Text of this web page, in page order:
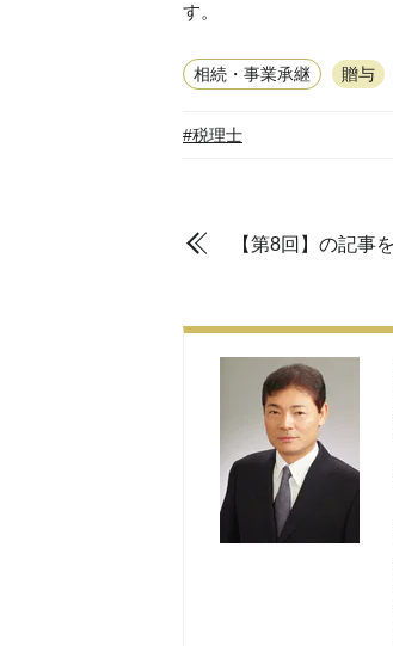
す。
相続・事業承継 贈与
#税理士
【第8回】の記事